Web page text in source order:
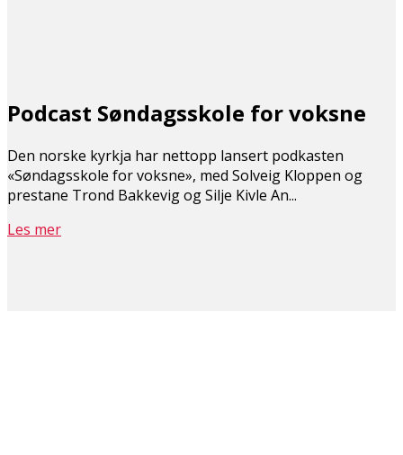
Podcast Søndagsskole for voksne
Den norske kyrkja har nettopp lansert podkasten
«Søndagsskole for voksne», med Solveig Kloppen og
prestane Trond Bakkevig og Silje Kivle An...
Les mer